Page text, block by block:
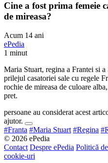
Cine a fost prima femeie
de mireasa?
Acum 14 ani
ePedia
1 minut
Maria Stuart, regina a Frantei si
prilejul casatoriei sale cu regele
rochie de mireasa de culoare
pret.
persoane au considerat acest
ajutor.
#Franta #Maria Stuart #Regina
© 2026 ePedia
Contact Despre ePedia Politică
cookie-uri